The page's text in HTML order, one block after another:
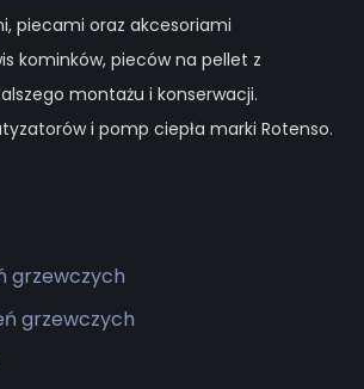
piecami oraz akcesoriami
kominków, pieców na pellet z
montażu i konserwacji.
i pomp ciepła marki Rotenso.
grzewczych
grzewczych